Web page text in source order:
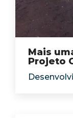
Mais
Projeto